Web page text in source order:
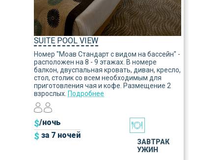
SUITE POOL VIEW
Номер "Моав Стандарт с видом на бассейн" -
расположен на 8 - 9 этажах. В номере
балкон, двуспальная кровать, диван, кресло,
стол, столик со всем необходимым для
приготовления чая и кофе. Размещение 2
взрослых. Подробнее
$/ночь
$ за 7 ночей
ЗАВТРАК
УЖИН